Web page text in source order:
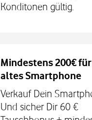
Konditonen gültig.
Mindestens 200€
altes Smartphone
Verkauf Dein
Und sicher Dir 60 €
Auch auf
Dein Kind bleibt
Sicherheit erreichbar.
TCL MT48X